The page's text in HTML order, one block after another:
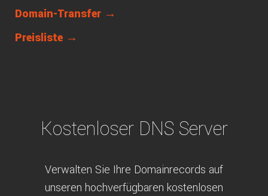
Domain-Transfer →
Preisliste →
Kostenloser DNS Server
Verwalten Sie Ihre Domainrecords auf
unseren hochverfügbaren kostenlosen